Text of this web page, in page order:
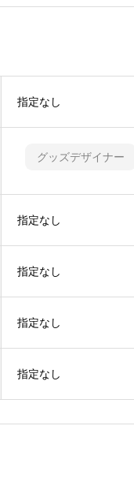
指定なし
グッズデザイナー
指定なし
指定なし
指定なし
指定なし